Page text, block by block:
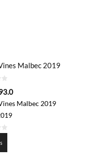
Malbec 2019
Malbec 2019